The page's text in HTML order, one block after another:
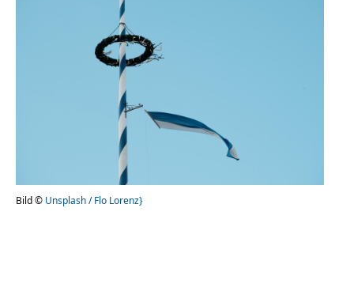
Das geheime Geräusch
Amphibienschutz
Bild © Unsplash / Flo Lorenz}